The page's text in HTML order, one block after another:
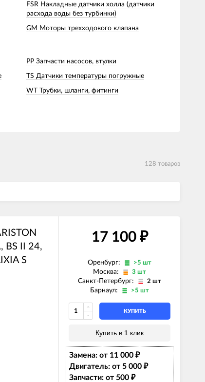
FSR Накладные датчики холла (датчики
расхода воды без турбинки)
GM Моторы трехходового клапана
PP Запчасти насосов, втулки
TS Датчики температуры погружные
WT Трубки, шланги, фитинги
128 товаров
BS II 24,
S
17 100 ₽
Оренбург: >5 шт
Москва: 3 шт
Санкт-Петербург: 2 шт
Барнаул: >5 шт
КУПИТЬ
Купить в 1 клик
Замена: от 11 000 ₽
Двигатель: от 5 000 ₽
Запчасти: от 500 ₽